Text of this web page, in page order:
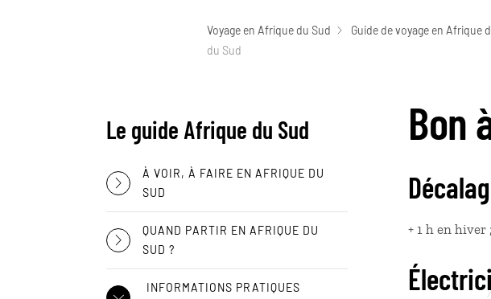
Voyage en Afrique du Sud Guide de voyage en Afrique
du Sud
Le guide Afrique du Sud
À VOIR, À FAIRE EN AFRIQUE DU
SUD
QUAND PARTIR EN AFRIQUE DU
SUD ?
INFORMATIONS PRATIQUES
Bon
+ 1 h en hiver